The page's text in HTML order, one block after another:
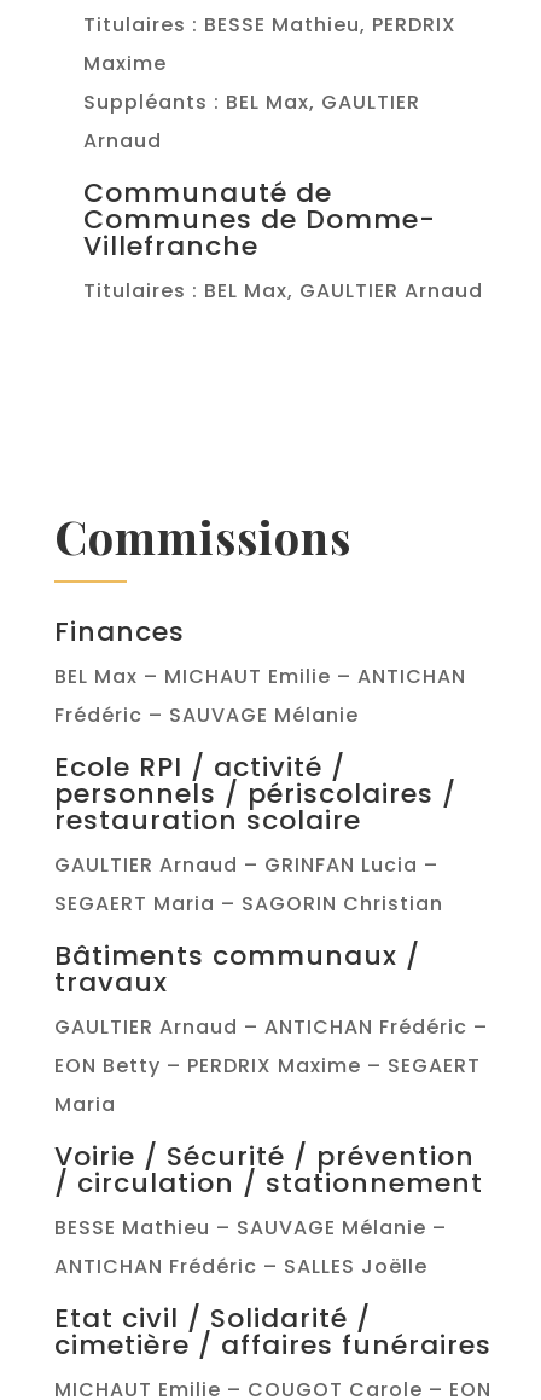
Titulaires : BESSE Mathieu, PERDRIX
Maxime
Suppléants : BEL Max, GAULTIER
Arnaud
Communauté de
Communes de Domme-
Villefranche
Titulaires : BEL Max, GAULTIER Arnaud
Commissions
Finances
BEL Max – MICHAUT Emilie – ANTICHAN
Frédéric – SAUVAGE Mélanie
Ecole RPI / activité /
personnels / périscolaires /
restauration scolaire
GAULTIER Arnaud – GRINFAN Lucia –
SEGAERT Maria – SAGORIN Christian
Bâtiments communaux /
travaux
GAULTIER Arnaud – ANTICHAN Frédéric –
EON Betty – PERDRIX Maxime – SEGAERT
Maria
Voirie / Sécurité / prévention
/ circulation / stationnement
BESSE Mathieu – SAUVAGE Mélanie –
ANTICHAN Frédéric – SALLES Joëlle
Etat civil / Solidarité /
cimetière / affaires funéraires
MICHAUT Emilie – COUGOT Carole – EON